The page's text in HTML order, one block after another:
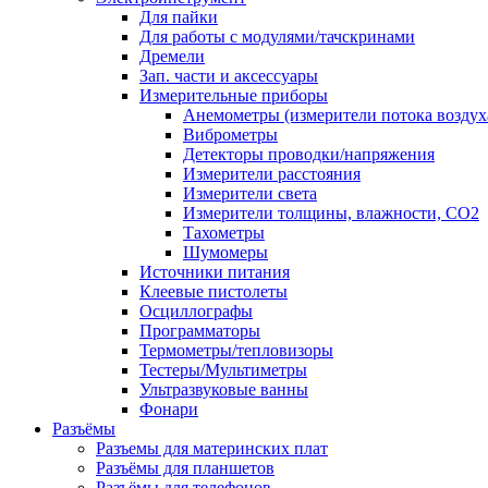
Для пайки
Для работы с модулями/тачскринами
Дремели
Зап. части и аксессуары
Измерительные приборы
Анемометры (измерители потока
Виброметры
Детекторы проводки/напряжения
Измерители расстояния
Измерители света
Измерители толщины, влажности, CO2
Тахометры
Шумомеры
Источники питания
Клеевые пистолеты
Осциллографы
Программаторы
Термометры/тепловизоры
Тестеры/Мультиметры
Ультразвуковые ванны
Фонари
Разъёмы
Разъемы для материнских плат
Разъёмы для планшетов